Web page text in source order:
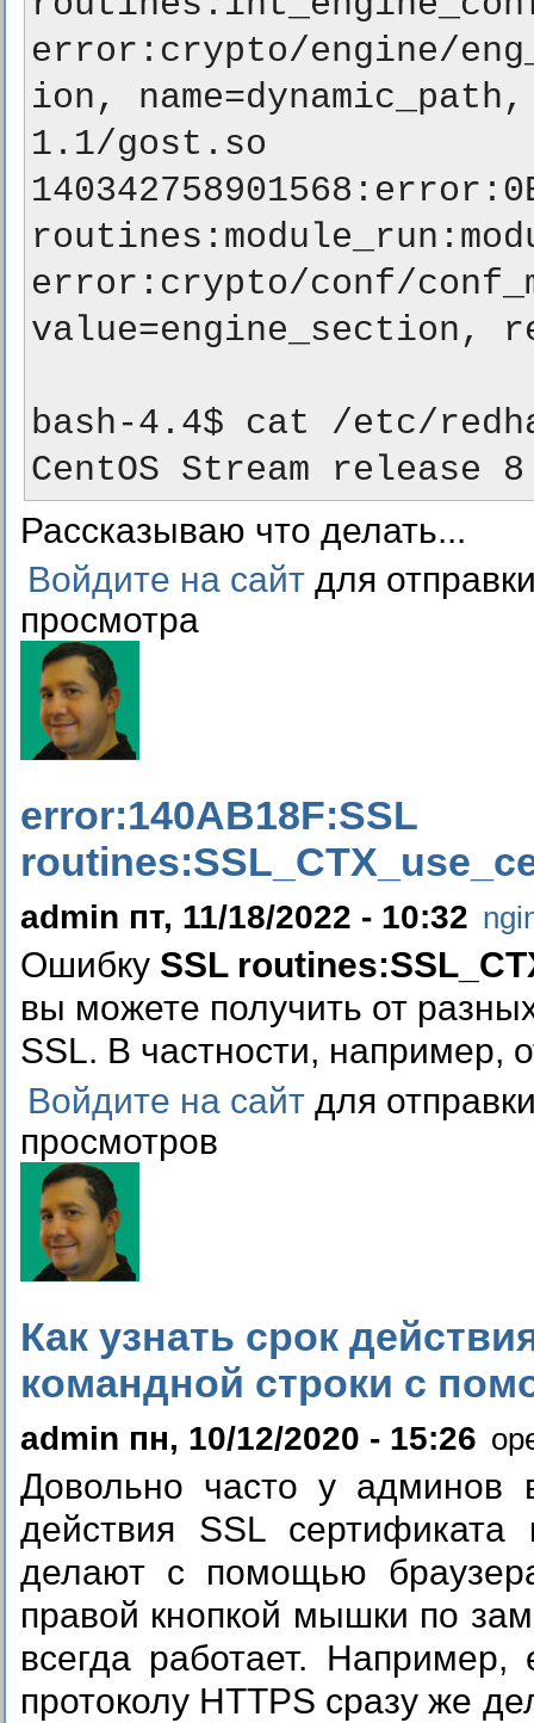
error:crypto/engine/
ion,
1.1/gost.so
error:crypto/conf/
bash-4.4$ cat /etc/
Рассказываю что делать...
Войдите на сайт для
просмотра
error:140AB18F:SSL
admin пт, 11/18/2022 - 10:32
Ошибку SSL
вы можете получить от
SSL. В частности, например,
Войдите на сайт для
просмотров
Как узнать срок
командной строки с
admin пн, 10/12/2020 - 15:26
Довольно часто у админов
действия SSL
делают с помощью
правой кнопкой мышки по
всегда работает. Например,
протоколу HTTPS сразу же